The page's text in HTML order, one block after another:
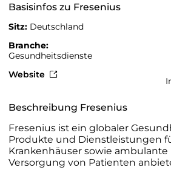
Basisinfos zu Fresenius
Sitz: Deutschland
Branche:
Gesundheitsdienste
Website
Beschreibung Fresenius
Fresenius ist ein globaler
Produkte und Dienstleistungen
Krankenhäuser sowie
Versorgung von Patienten